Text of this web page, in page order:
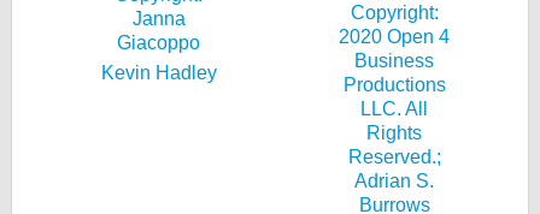
Kevin Hadley